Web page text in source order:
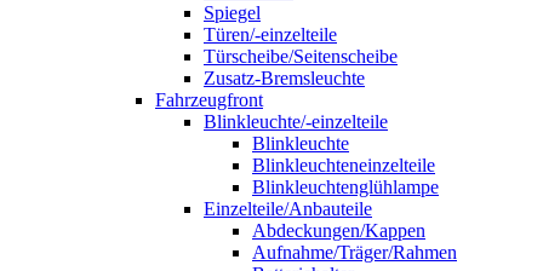
Spiegel
Türen/-einzelteile
Türscheibe/Seitenscheibe
Zusatz-Bremsleuchte
Fahrzeugfront
Blinkleuchte/-einzelteile
Blinkleuchte
Blinkleuchteneinzelteile
Blinkleuchtenglühlampe
Einzelteile/Anbauteile
Abdeckungen/Kappen
Aufnahme/Träger/Rahmen